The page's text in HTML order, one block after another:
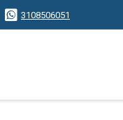
3108506051